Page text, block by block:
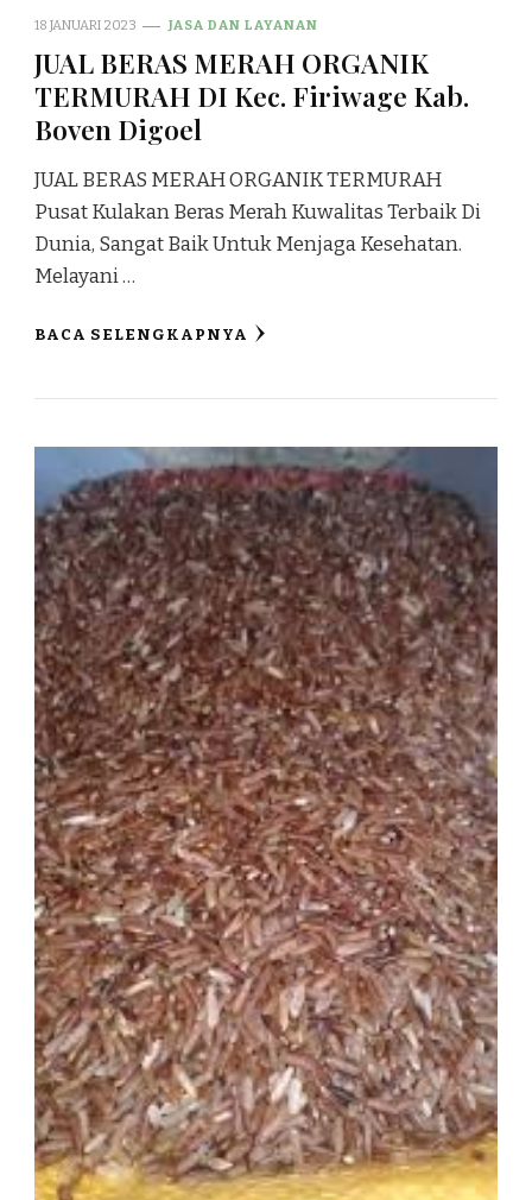
18 JANUARI 2023 JASA DAN LAYANAN
JUAL BERAS MERAH ORGANIK
TERMURAH DI Kec. Firiwage Kab.
Boven Digoel
JUAL BERAS MERAH ORGANIK TERMURAH
Pusat Kulakan Beras Merah Kuwalitas Terbaik Di
Dunia, Sangat Baik Untuk Menjaga Kesehatan.
Melayani …
BACA SELENGKAPNYA